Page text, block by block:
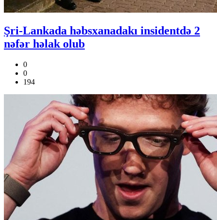
Şri-Lankada həbsxanadakı insidentdə 2
nəfər həlak olub
0
0
194